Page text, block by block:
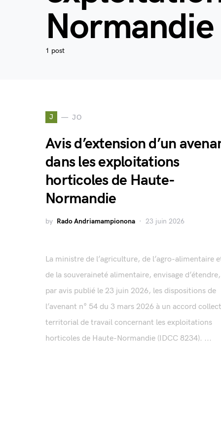
Normandie
1 post
J JO
Avis d’extension d’un
dans les exploitations
horticoles de Haute-
Normandie
by Rado Andriamampionona 23 juin 2026
La ministre de l’agriculture, de l’agro-alimentaire
de la souveraineté alimentaire, envisage d’étendre,
par avis publié le 23 juin 2026, les dispositions de
l’avenant n° 54 du 3 mars 2026 à un accord
territorial de travail concernant les exploitations
horticoles de Haute-Normandie (IDCC 8234). ...